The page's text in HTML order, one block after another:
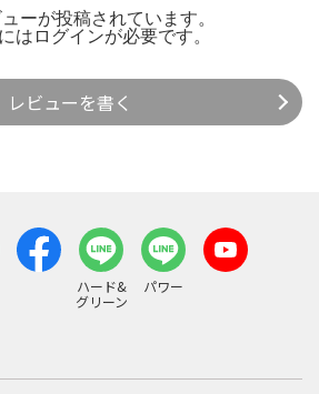
ーが投稿されています。
は ログインが必要です。
レビューを書く
ハード&
グリーン
パワー